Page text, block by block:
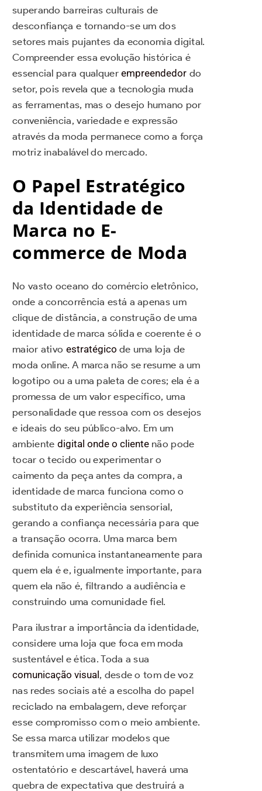
superando barreiras culturais de
desconfiança e tornando-se um dos
setores mais pujantes da economia digital.
Compreender essa evolução histórica é
essencial para qualquerempreendedor do
setor, pois revela que a tecnologia muda
as ferramentas, mas o desejo humano por
conveniência, variedade e expressão
através da moda permanece como a força
motriz inabalável do mercado.
O Papel Estratégico
da Identidade de
Marca no E-
commerce de Moda
No vasto oceano do comércio eletrônico,
onde a concorrência está a apenas um
clique de distância, a construção de uma
identidade de marca sólida e coerente é o
maior ativo estratégico de uma loja de
moda online. A marca não se resume a um
logotipo ou a uma paleta de cores; ela é a
promessa de um valor específico, uma
personalidade que ressoa com os desejos
e ideais do seu público-alvo. Em um
ambiente digital onde o clientenão pode
tocar o tecido ou experimentar o
caimento da peça antes da compra, a
identidade de marca funciona como o
substituto da experiência sensorial,
gerando a confiança necessária para que
a transação ocorra. Uma marca bem
definida comunica instantaneamente para
quem ela é e, igualmente importante, para
quem ela não é, filtrando a audiência e
construindo uma comunidade fiel.
Para ilustrar a importância da identidade,
considere uma loja que foca em moda
sustentável e ética. Toda a sua
comunicação visual , desde o tom de voz
nas redes sociais até a escolha do papel
reciclado na embalagem, deve reforçar
esse compromisso com o meio ambiente.
Se essa marca utilizar modelos que
transmitem uma imagem de luxo
ostentatório e descartável, haverá uma
quebra de expectativa que destruirá a